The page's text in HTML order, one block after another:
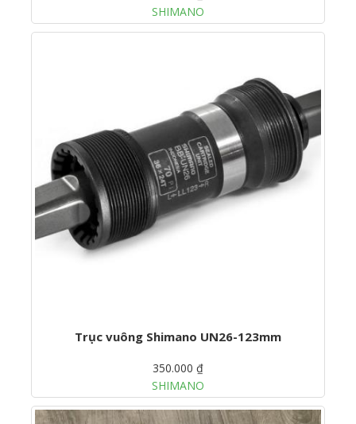
SHIMANO
Trục vuông Shimano UN26-123mm
350.000 ₫
SHIMANO